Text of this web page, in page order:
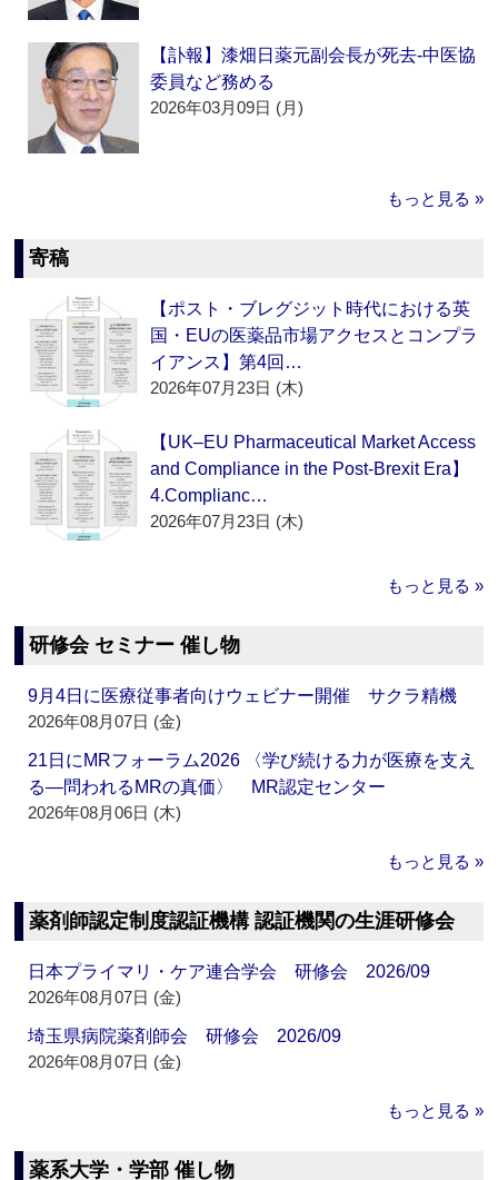
【訃報】漆畑日薬元副会長が死去‐中医協
委員など務める
2026年03月09日 (月)
もっと見る »
寄稿
【ポスト・ブレグジット時代における英
国・EUの医薬品市場アクセスとコンプラ
イアンス】第4回…
2026年07月23日 (木)
【UK–EU Pharmaceutical Market Access
and Compliance in the Post-Brexit Era】
4.Complianc…
2026年07月23日 (木)
もっと見る »
研修会 セミナー 催し物
9月4日に医療従事者向けウェビナー開催 サクラ精機
2026年08月07日 (金)
21日にMRフォーラム2026 〈学び続ける力が医療を支え
る―問われるMRの真価〉 MR認定センター
2026年08月06日 (木)
もっと見る »
薬剤師認定制度認証機構 認証機関の生涯研修会
日本プライマリ・ケア連合学会 研修会 2026/09
2026年08月07日 (金)
埼玉県病院薬剤師会 研修会 2026/09
2026年08月07日 (金)
もっと見る »
薬系大学・学部 催し物